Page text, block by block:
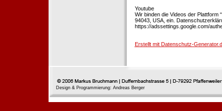
Youtube
Wir binden die Videos der Plattform
94043, USA, ein.
https://adssettings.google.com/
Erstellt mit Datenschutz-
Design & Programmierung: Andreas Berger